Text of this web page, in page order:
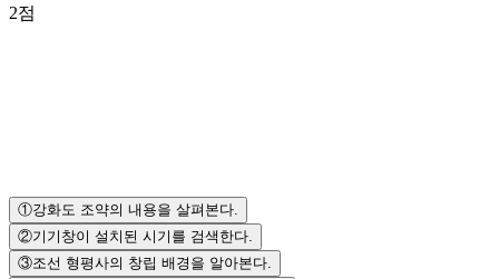
2점
①강화도 조약의 내용을 살펴본다.
②기기창이 설치된 시기를 검색한다.
③조선 형평사의 창립 배경을 알아본다.